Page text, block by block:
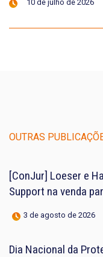
10 de julho de 2026
OUTRAS
[ConJur] Loeser e
Support na venda
3 de agosto de 2026
Dia Nacional da